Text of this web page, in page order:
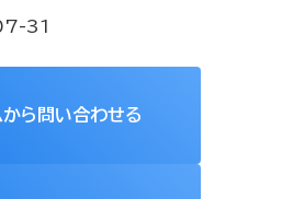
31
から問い合わせる